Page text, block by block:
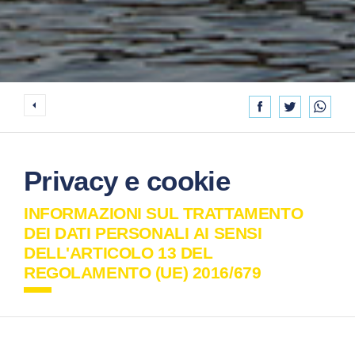
Privacy e cookie
INFORMAZIONI SUL TRATTAMENTO
DEI DATI PERSONALI AI SENSI
DELL'ARTICOLO 13 DEL
REGOLAMENTO (UE) 2016/679